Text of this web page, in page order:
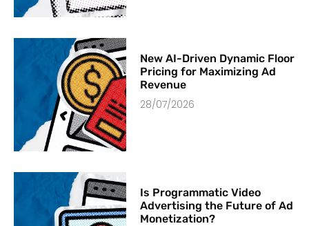
New AI-Driven Dynamic Floor
Pricing for Maximizing Ad
Revenue
28/07/2026
Is Programmatic Video
Advertising the Future of Ad
Monetization?